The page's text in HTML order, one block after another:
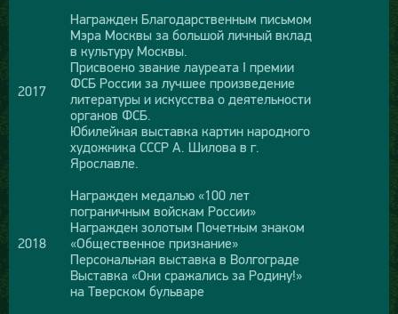
2017
Награжден Благодарственным письмом
Мэра Москвы за большой личный вклад
в культуру Москвы.
Присвоено звание лауреата I премии
ФСБ России за лучшее произведение
литературы и искусства о деятельности
органов ФСБ.
Юбилейная выставка картин народного
художника СССР А. Шилова в г.
Ярославле.
2018
Награжден медалью «100 лет
пограничным войскам России»
Награжден золотым Почетным знаком
«Общественное признание»
Персональная выставка в Волгограде
Выставка «Они сражались за Родину!»
на Тверском бульваре